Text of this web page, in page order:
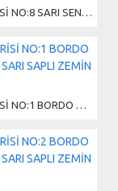
2000 SERİSİ NO:8 SARI SENTETİK, SİYAH SAPLI ZEMİN FIRÇASI
3000 SERİSİ NO:1 BORDO SENTETİK, SARI SAPLI ZEMİN FIRÇASI